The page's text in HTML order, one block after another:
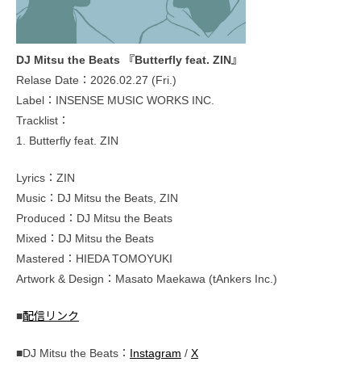
DJ Mitsu the Beats 『Butterfly feat. ZIN』
Relase Date：2026.02.27 (Fri.)
Label：INSENSE MUSIC WORKS INC.
Tracklist：
1. Butterfly feat. ZIN
Lyrics：ZIN
Music：DJ Mitsu the Beats, ZIN
Produced：DJ Mitsu the Beats
Mixed：DJ Mitsu the Beats
Mastered：HIEDA TOMOYUKI
Artwork & Design：Masato Maekawa (tAnkers Inc.)
■配信リンク
■DJ Mitsu the Beats： Instagram / X